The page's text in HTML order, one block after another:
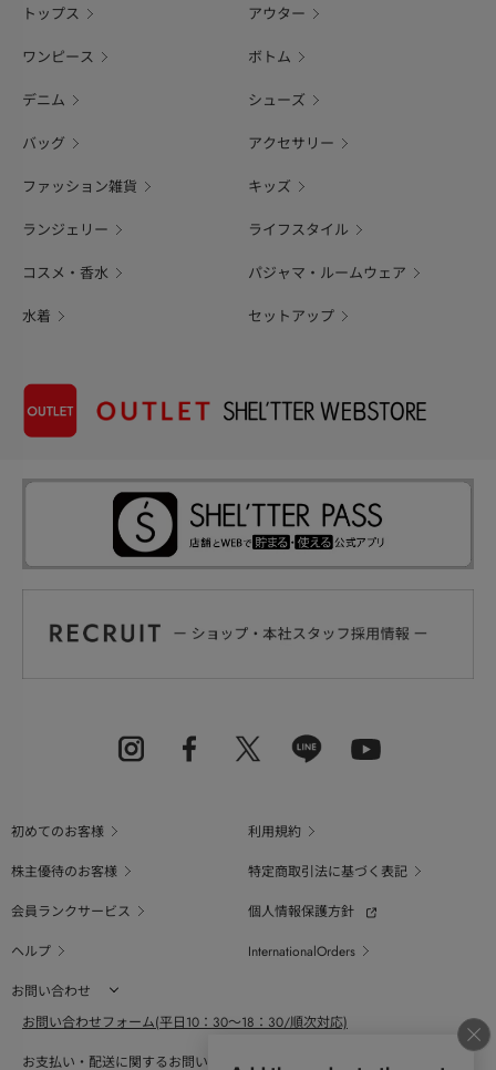
トップス アウター
ワンピース ボトム
デニム シューズ
バッグ アクセサリー
ファッション雑貨 キッズ
ランジェリー ライフスタイル
コスメ・香水 パジャマ・ルームウェア
水着 セットアップ
初めてのお客様
利用規約
株主優待のお客様
特定商取引法に基づく表記
会員ランクサービス
個人情報保護方針
ヘルプ
InternationalOrders
お問い合わせ
お問い合わせフォーム(平日10：30～18：30/順次対応)
お支払い・配送に関するお問い合わせ（平日10：30～18：00）